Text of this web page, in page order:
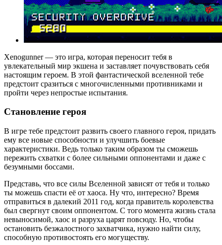
Xenogunner — это игра, которая переносит тебя в
увлекательный мир экшена и заставляет почувствовать себя
настоящим героем. В этой фантастической вселенной тебе
предстоит сразиться с многочисленными противниками и
пройти через непростые испытания.
Становление героя
В игре тебе предстоит развить своего главного героя, придать
ему все новые способности и улучшить боевые
характеристики. Ведь только таким образом ты сможешь
пережить схватки с более сильными оппонентами и даже с
безумными боссами.
Представь, что все силы Вселенной зависят от тебя и только
ты можешь спасти её от хаоса. Ну что, интересно? Время
отправиться в далекий 2011 год, когда правитель королевства
был свергнут своим оппонентом. С того момента жизнь стала
невыносимой, хаос и разруха царят повсюду. Но, чтобы
остановить безжалостного захватчика, нужно найти силу,
способную противостоять его могуществу.